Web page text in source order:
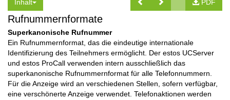
Inhalt PDF
Rufnummernformate
Superkanonische Rufnummer
Ein Rufnummernformat, das die eindeutige internationale
Identifizierung des Teilnehmers ermöglicht. Der estos UCServer
und estos ProCall verwenden intern ausschließlich das
superkanonische Rufnummernformat für alle Telefonnummern.
Für die Anzeige wird an verschiedenen Stellen, sofern verfügbar,
eine verschönerte Anzeige verwendet. Telefonaktionen werden